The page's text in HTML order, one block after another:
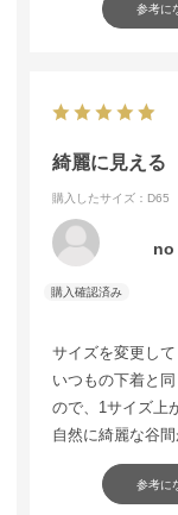
参考に
綺麗に見える
購入したサイズ：D65
no
サイズを変更して
いつもの下着と
ので、1サイズ上
自然に綺麗な谷間
参考に